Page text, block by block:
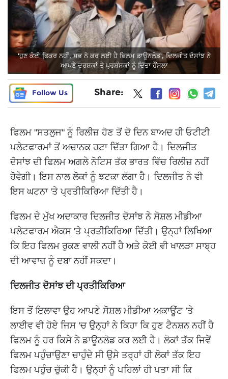
'ਹੁਣ ਕੋਈ ਫਿ਼ਕਰ ਨਹੀਂ, ਸਭ ਨੇ ਕਰ ਲਈ ਹੈ ਫਿਲਮ ਡਾਊਨਲੋਡ', ਦਿਲਜੀਤ ਦੋਸਾਂਝ ਨੇ
ਆਪਣੇ ਦਰਸ਼ਕਾਂ ਤੇ ਪ੍ਰਸ਼ੰਸਕਾਂ ਨੂੰ ਦਿੱਤਾ ਹੌਂਸਲਾ
Follow Us Share:
ਫਿਲਮ "ਸਤਲੁਜ" ਨੂੰ ਰਿਲੀਜ਼ ਹੋਣ ਤੋਂ ਦੋ ਦਿਨ ਬਾਅਦ ਹੀ ਓਟੀਟੀ
ਪਲੇਟਫਾਰਮਾਂ ਤੋਂ ਅਚਾਨਕ ਹਟਾ ਦਿੱਤਾ ਗਿਆ ਹੈ। ਦਿਲਜੀਤ
ਦੋਸਾਂਝ ਦੀ ਫਿਲਮ ਅਗਲੇ ਨੋਟਿਸ ਤੱਕ ਭਾਰਤ ਵਿੱਚ ਰਿਲੀਜ਼ ਨਹੀਂ
ਹੋਵੇਗੀ। ਇਸ ਨਾਲ ਲੋਕਾਂ ਨੂੰ ਝਟਕਾ ਲੱਗਾ ਹੈ। ਦਿਲਜੀਤ ਨੇ ਵੀ
ਇਸ ਘਟਨਾ 'ਤੇ ਪ੍ਰਤੀਕਿਰਿਆ ਦਿੱਤੀ ਹੈ।
ਫਿਲਮ ਦੇ ਮੁੱਖ ਅਦਾਕਾਰ ਦਿਲਜੀਤ ਦੋਸਾਂਝ ਨੇ ਸੋਸ਼ਲ ਮੀਡੀਆ
ਪਲੇਟਫਾਰਮ ਐਕਸ 'ਤੇ ਪ੍ਰਤੀਕਿਰਿਆ ਦਿੱਤੀ। ਉਨ੍ਹਾਂ ਲਿਖਿਆ
ਕਿ ਇਹ ਫਿਲਮ ਰੁਕਣ ਵਾਲੀ ਨਹੀਂ ਹੈ ਅਤੇ ਕੋਈ ਵੀ ਖਾਲੜਾ ਸਾਬ੍ਹ
ਦੀ ਆਵਾਜ਼ ਨੂੰ ਦਬਾ ਨਹੀਂ ਸਕਦਾ।
ਦਿਲਜੀਤ ਦੋਸਾਂਝ ਦੀ ਪ੍ਰਤੀਕਿਰਿਆ
ਇਸ ਤੋਂ ਇਲਾਵਾ ਉਹ ਆਪਣੇ ਸੋਸ਼ਲ ਮੀਡੀਆ ਅਕਾਊਂਟ ’ਤੇ
ਲਾਈਵ ਵੀ ਹੋਏ ਜਿਸ ’ਚ ਉਨ੍ਹਾਂ ਨੇ ਕਿਹਾ ਕਿ ਹੁਣ ਟੈਨਸ਼ਨ ਨਹੀਂ ਹੈ
ਫਿਲਮ ਨੂੰ ਹਰ ਕਿਸੇ ਨੇ ਡਾਊਨਲੋਡ ਕਰ ਲਈ ਹੈ। ਲੋਕਾਂ ਤੱਕ ਜਿਵੇਂ
ਫਿਲਮ ਪਹੁੰਚਾਉਣਾ ਚਾਹੁੰਦੇ ਸੀ ਉਸੇ ਤਰ੍ਹਾਂ ਹੀ ਲੋਕਾਂ ਤੱਕ ਇਹ
ਫਿਲਮ ਪਹੁੰਚ ਚੁੱਕੀ ਹੈ। ਉਨ੍ਹਾਂ ਨੂੰ ਪਹਿਲਾਂ ਹੀ ਪਤਾ ਸੀ ਕਿ